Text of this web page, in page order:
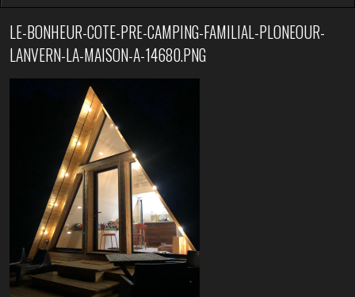
LE-BONHEUR-COTE-PRE-CAMPING-FAMILIAL-PLONEOUR-
LANVERN-LA-MAISON-A-14680.PNG